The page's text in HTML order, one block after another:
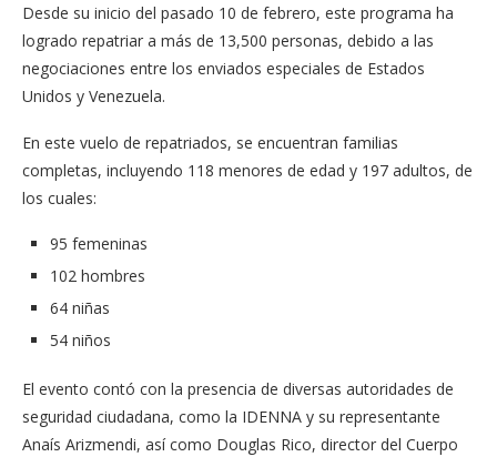
Desde su inicio del pasado 10 de febrero, este programa ha
logrado repatriar a más de 13,500 personas, debido a las
negociaciones entre los enviados especiales de Estados
Unidos y Venezuela.
En este vuelo de repatriados, se encuentran familias
completas, incluyendo 118 menores de edad y 197 adultos, de
los cuales:
95 femeninas
102 hombres
64 niñas
54 niños
El evento contó con la presencia de diversas autoridades de
seguridad ciudadana, como la IDENNA y su representante
Anaís Arizmendi, así como Douglas Rico, director del Cuerpo